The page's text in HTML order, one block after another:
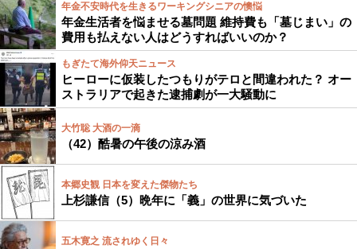
年金不安時代を生きるワーキングシニアの懊悩
年金生活者を悩ませる墓問題 維持費も「墓じまい」の
費用も払えない人はどうすればいいのか？
もぎたて海外仰天ニュース
ヒーローに仮装したつもりがテロと間違われた？ オー
ストラリアで起きた逮捕劇が一大騒動に
大竹聡 大酒の一滴
（42）酷暑の午後の涼み酒
本郷史観 日本を変えた傑物たち
上杉謙信（5）晩年に「義」の世界に気づいた
五木寛之 流されゆく日々